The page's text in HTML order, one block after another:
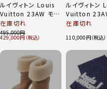
ルイヴィトン Louis
Vuitton 23AW モノ
グラム スローチー ウ
ール×シルク ロング
ボンバーコート ベー
ジュ 34
在庫切れ
495,000
429,000
ルイヴィトン
Vuitton
テッド モノグ
ブラック 36
在庫切れ
110,000